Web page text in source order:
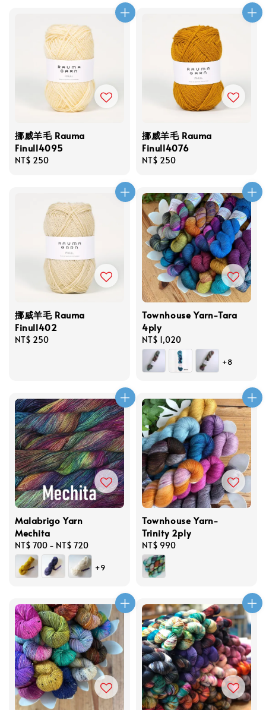
挪威羊毛 Rauma
Finull4095
Regular
NT$ 250
挪威羊毛 Rauma
Finull4076
Regular
NT$ 250
挪威羊毛 Rauma
Finull402
Regular
NT$ 250
Townhouse Yarn-Tara
4ply
Regular
price
NT$ 1,020
+8
Malabrigo Yarn
Mechita
Regular
price
NT$ 700 - NT$ 720
+9
Townhouse Yarn-
Trinity 2ply
Regular
price
NT$ 990